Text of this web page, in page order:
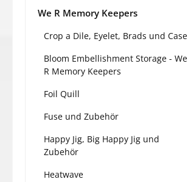
We R Memory Keepers
Crop a Dile, Eyelet, Brads und Case
Bloom Embellishment Storage - We
R Memory Keepers
Foil Quill
Fuse und Zubehör
Happy Jig, Big Happy Jig und
Zubehör
Heatwave